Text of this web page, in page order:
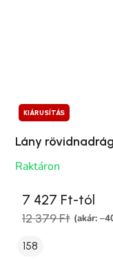
KIÁRUSÍTÁS
Lány
Raktáron
7 427 Ft-tól
12 379 Ft (akár:
158